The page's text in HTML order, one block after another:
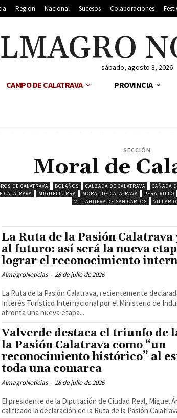
Region Nacional Sucesos Colaboraciones
sábado, agosto 8, 2026
CAMPO DE CALATRAVA PROVINCIA
SECCIÓN
Moral de
DE CALATRAVA BOLAÑOS CALZADA DE CALATRAVA CAÑADA
CALATRAVA MIGUELTURRA MORAL DE CALATRAVA PERALVILLO
VILLANUEVA DE SAN CARLOS
VILLAR
La Ruta de la Pasión
al futuro: así será la nueva
lograr el reconocimiento
AlmagroNoticias - 28 de julio de 2026
La Ruta de la Pasión Calatrava, recientemente
Interés Turístico Internacional por el Ministerio de
afronta una nueva etapa...
Valverde destaca el triunfo de
la Pasión Calatrava como “un
reconocimiento histórico” al
toda una comarca
AlmagroNoticias - 18 de julio de 2026
El presidente de la Diputación de Ciudad Real, Miguel
calificado la declaración de la Ruta de la Pasión